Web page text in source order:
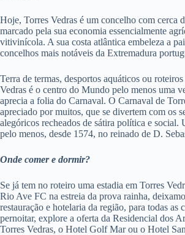
Hoje, Torres Vedras é um concelho com cerca
marcado pela sua economia essencialmente
vitivinícola. A sua costa atlântica embeleza a
concelhos mais notáveis da Extremadura
Terra de termas, desportos aquáticos ou
Vedras é o centro do Mundo pelo menos uma
aprecia a folia do Carnaval. O Carnaval de
apreciado por muitos, que se divertem com os
alegóricos recheados de sátira política e social.
pelo menos, desde 1574, no reinado de D.
Onde comer e dormir?
Se já tem no roteiro uma estadia em Torres
Rio Ave FC na estreia da prova rainha,
restauração e hotelaria da região, para todas as
pernoitar, explore a oferta da Residencial dos
Torres Vedras, o Hotel Golf Mar ou o Hotel